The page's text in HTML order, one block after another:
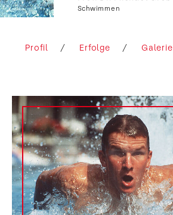
Schwimmen
Profil Erfolge Galerie